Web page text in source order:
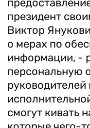
президент
Виктор
о мерах по
информации, -
персональную
руководителей
смогут кивать